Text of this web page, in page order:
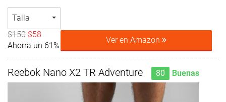
Talla
$150 $58
Ahorra un 61%
Ver en Amazon
Reebok Nano X2 TR Adventure 80 Buenas